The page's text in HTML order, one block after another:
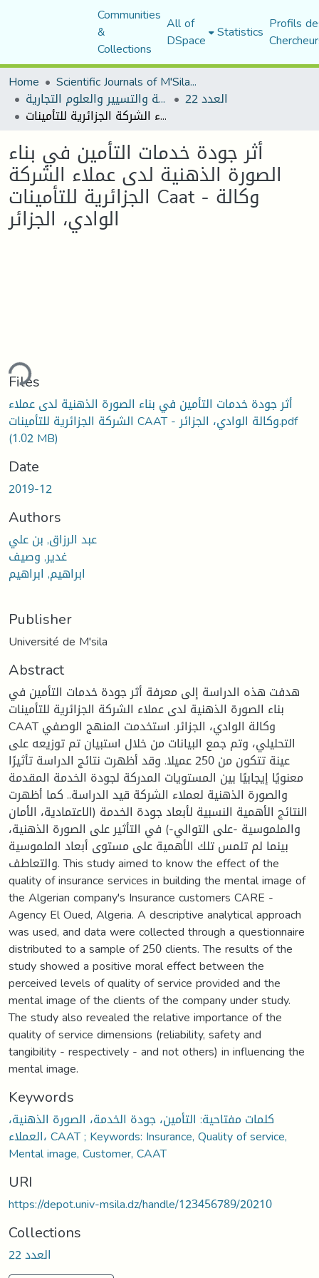
Communities
&
Collections
All of
DSpace Statistics Profils
Home
Scientific Journals of M'Sila University
مجلة العلوم الاقتصادية والتسيير والعلوم التجارية العدد 22
أثر جودة خدمات التأمين في بناء الصورة الذهنية لدى عملاء الشركة الجزائرية للتأمينات Caat - وكالة الوادي، الجزائر
أثر جودة خدمات التأمين في بناء
الصورة الذهنية لدى عملاء الشركة
الجزائرية للتأمينات Caat - وكالة
الوادي، الجزائر
Files
أثر جودة خدمات التأمين في بناء الصورة الذهنية لدى عملاء
الشركة الجزائرية للتأمينات CAAT - وكالة الوادي، الجزائر.pdf
(1.02 MB)
Date
2019-12
Authors
عبد الرزاق, بن علي
غدير, وصيف
ابراهيم, ابراهيم
Publisher
Université de M'sila
Abstract
هدفت هذه الدراسة إلى معرفة أثر جودة خدمات التأمين في
بناء الصورة الذهنية لدى عملاء الشركة الجزائرية للتأمينات
CAAT وكالة الوادي، الجزائر. استخدمت المنهج الوصفي
التحليلي، وتم جمع البيانات من خلال استبيان تم توزيعه على
عينة تتكون من 250 عميلا. وقد أظهرت نتائج الدراسة تأثيرًا
معنويًا إيجابيًا بين المستويات المدركة لجودة الخدمة المقدمة
والصورة الذهنية لعملاء الشركة قيد الدراسة.. كما أظهرت
النتائج الأهمية النسبية لأبعاد جودة الخدمة (الاعتمادية، الأمان
والملموسية -على التوالي-) في التأثير على الصورة الذهنية،
بينما لم تلمس تلك الأهمية على مستوى أبعاد الملموسية
والتعاطف. This study aimed to know the effect of the
quality of insurance services in building the mental image of
the Algerian company's Insurance customers CARE -
Agency El Oued, Algeria. A descriptive analytical approach
was used, and data were collected through a questionnaire
distributed to a sample of 250 clients. The results of the
study showed a positive moral effect between the
perceived levels of quality of service provided and the
mental image of the clients of the company under study.
The study also revealed the relative importance of the
quality of service dimensions (reliability, safety and
tangibility - respectively - and not others) in influencing the
mental image.
Keywords
كلمات مفتاحية: التأمين، جودة الخدمة، الصورة الذهنية،
العملاء، CAAT ; Keywords: Insurance, Quality of service,
Mental image, Customer, CAAT
URI
https://depot.univ-msila.dz/handle/123456789/20210
Collections
العدد 22